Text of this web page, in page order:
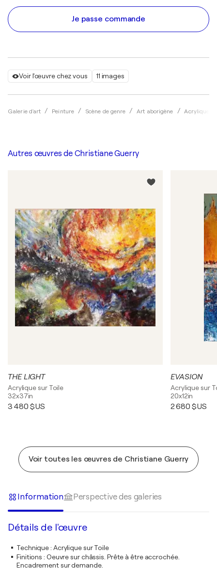
Voir l'œuvre chez vous 11 images
Galerie d'art Peinture Scène de genre Art aborigène Acrylique
Je passe commande
Autres œuvres de Christiane Guerry
THE LIGHT
Acrylique sur Toile
32x37in
3 480 $US
EVASION
Acrylique sur
20x12in
2 680 $US
Voir toutes les œuvres de Christiane Guerry
Information Perspective des galeries
Détails de l'œuvre
Technique: Acrylique sur Toile
Finitions : Oeuvre sur châssis. Prête à être accrochée.
Encadrement sur demande.